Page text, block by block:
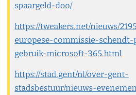
spaargeld-doo/
https://tweakers.net/nieuws/
europese-commissie-
gebruik-microsoft-365.html
https://stad.gent/nl/over-gent-
stadsbestuur/nieuws-